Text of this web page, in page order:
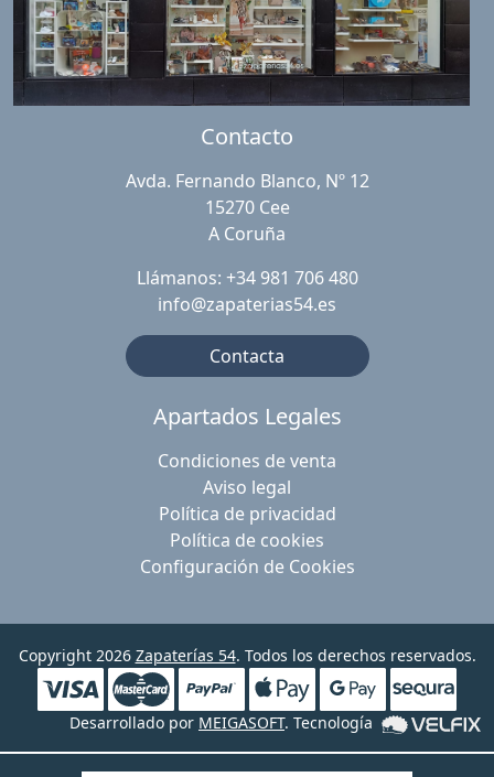
Contacto
Avda. Fernando Blanco, Nº 12
15270 Cee
A Coruña
Llámanos: +34 981 706 480
info@zapaterias54.es
Contacta
Apartados Legales
Condiciones de venta
Aviso legal
Política de privacidad
Política de cookies
Configuración de Cookies
Copyright 2026 Zapaterías 54. Todos los derechos reservados.
Desarrollado por MEIGASOFT. Tecnología